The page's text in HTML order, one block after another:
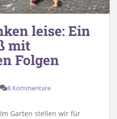
leise: Ein
mit
Folgen
8 Kommentare
Garten stellen wir für